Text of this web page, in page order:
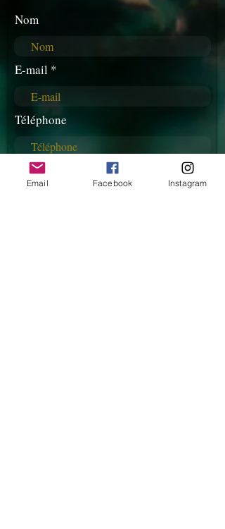
Nom
E-mail
Téléphone
Rédigez votre message ici...
Email Facebook Instagram